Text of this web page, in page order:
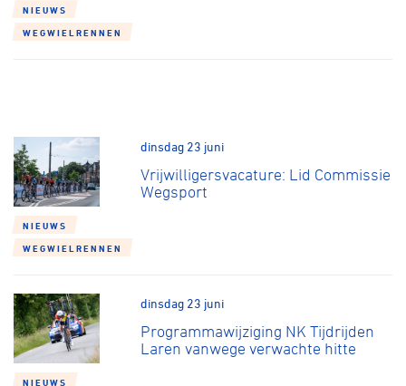
NIEUWS
WEGWIELRENNEN
NIEUWS
WEGWIELRENNEN
dinsdag 23 juni
Vrijwilligersvacature: Lid Commissie
Wegsport
NIEUWS
dinsdag 23 juni
Programmawijziging NK Tijdrijden
Laren vanwege verwachte hitte